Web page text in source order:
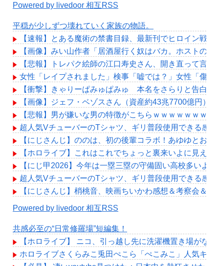
Powered by livedoor 相互RSS
平穏が少しずつ壊れていく家族の物語。
【速報】とある魔術の禁書目録、最新刊でヒロイン戦
【画像】みい山作者「居酒屋行く奴はバカ。ホストの
【悲報】トレパク絵師の江口寿史さん、開き直って言
女性「レイプされました」検事「嘘では？」女性「傷つ
【衝撃】きゃりーぱみゅぱみゅ 本名をさらりと告白
【画像】ジェフ・ベゾスさん（資産約43兆7700億円）
【悲報】男が嫌いな男の特徴がこちらｗｗｗｗｗｗｗｗ
超人気VチューバーのTシャツ、ギリ普段使用できる感
【にじさんじ】ののは、初の後輩コラボ！あゆゆとお
【ホロライブ】これはこれでちょっと裏来いよに見える
【にじ甲2026】今年は一塁三塁の守備固い高校多いよな
超人気VチューバーのTシャツ、ギリ普段使用できる感
【にじさんじ】梢桃音、映画ちいかわ感想＆考察会＆
Powered by livedoor 相互RSS
共感必至の“日常修羅場”短編集！
【ホロライブ】 ニコ、引っ越し先に洗濯機置き場がない
ホロライブさくらみこ兎田ぺこら「ぺこみこ」人気キ